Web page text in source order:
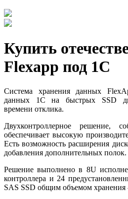
Купить
Flexapp под 1C
Система хранения данных
данных 1С на быстрых SSD
времени отклика.
Двухконтроллерное решение,
обеспечивает высокую
Есть возможность расширения
добавления дополнительных полок.
Решение выполнено в 8U
контроллера и 24
SAS SSD общим объемом хранения